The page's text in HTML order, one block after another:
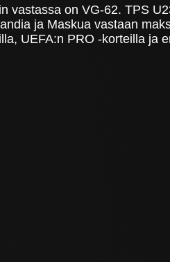
vastassa on VG-62. TPS
ja Maskua vastaan
UEFA:n PRO -korteilla ja